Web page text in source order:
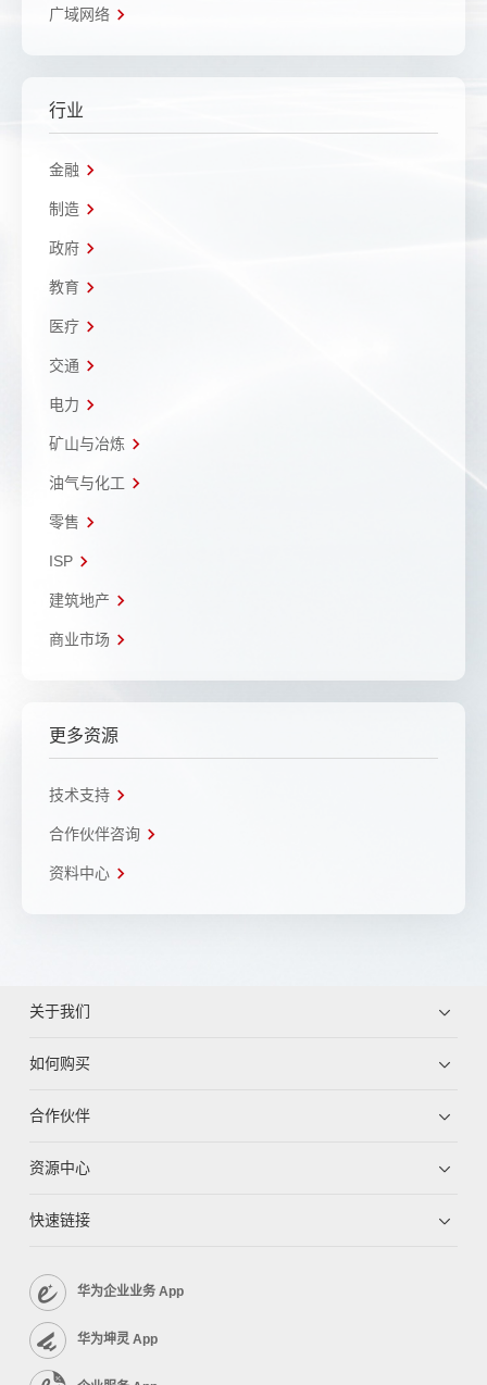
广域网络
行业
金融
制造
政府
教育
医疗
交通
电力
矿山与冶炼
油气与化工
零售
ISP
建筑地产
商业市场
更多资源
技术支持
合作伙伴咨询
资料中心
关于我们
如何购买
合作伙伴
资源中心
快速链接
华为企业业务 App
华为坤灵 App